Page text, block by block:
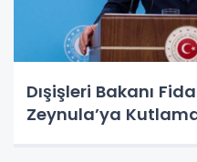
Dışişleri Bakanı
Zeynula’ya